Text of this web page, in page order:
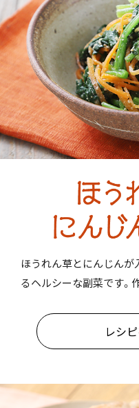
ほうれん草とにんじん
るヘルシーな副菜です。
レシ